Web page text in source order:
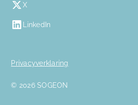
X
LinkedIn
© 2026 SOGEON
Privacyverklaring